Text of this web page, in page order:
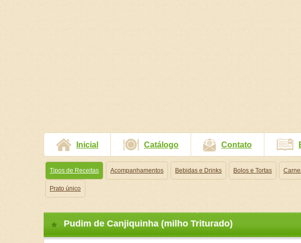
Inicial Catálogo Contato
Tipos de Receitas Acompanhamentos Bebidas e Drinks Bolos e Tortas
Prato único
Pudim de Canjiquinha (milho Triturado)